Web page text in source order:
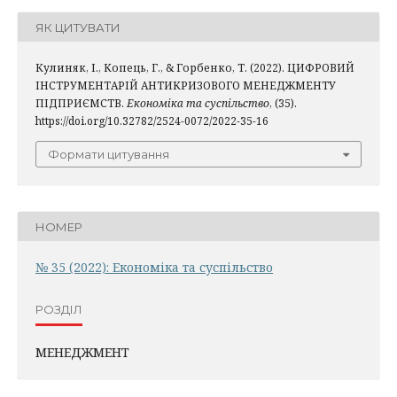
ЯК ЦИТУВАТИ
Кулиняк, І., Копець, Г., & Горбенко, Т. (2022). ЦИФРОВИЙ
ІНСТРУМЕНТАРІЙ АНТИКРИЗОВОГО МЕНЕДЖМЕНТУ
ПІДПРИЄМСТВ. Економіка та суспільство, (35).
https://doi.org/10.32782/2524-0072/2022-35-16
Формати цитування
НОМЕР
№ 35 (2022): Економіка та суспільство
РОЗДІЛ
МЕНЕДЖМЕНТ